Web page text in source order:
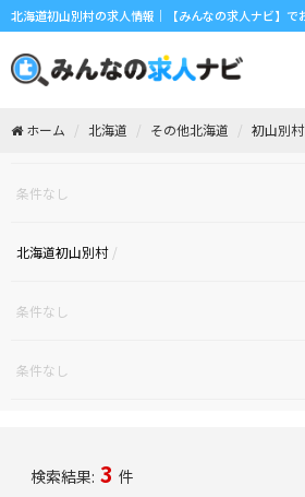
北海道初山別村の求人情報｜【みんなの求人ナビ】で
ホーム 北海道 その他北海道 初山別村
条件なし
北海道初山別村
条件なし
条件なし
検索結果: 3 件